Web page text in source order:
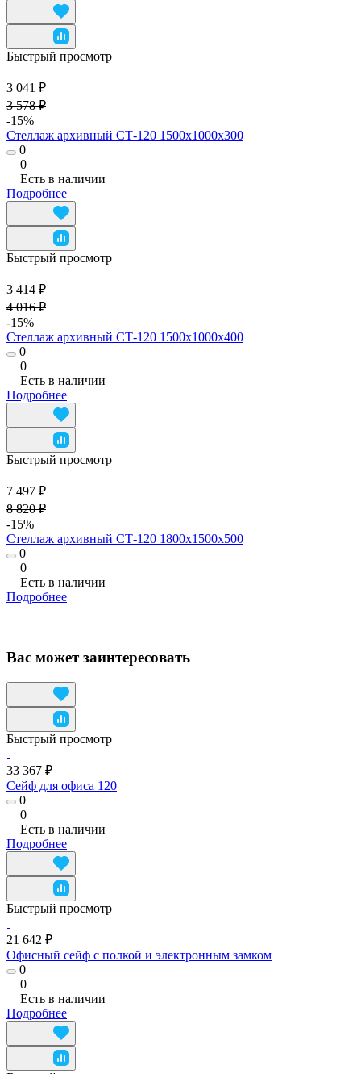
Быстрый просмотр
3 041 ₽
3 578 ₽
-15%
Стеллаж архивный СТ-120 1500х1000х300
0
0
Есть в наличии
Подробнее
Быстрый просмотр
3 414 ₽
4 016 ₽
-15%
Стеллаж архивный СТ-120 1500х1000х400
0
0
Есть в наличии
Подробнее
Быстрый просмотр
7 497 ₽
8 820 ₽
-15%
Стеллаж архивный СТ-120 1800х1500х500
0
0
Есть в наличии
Подробнее
Вас может заинтересовать
Быстрый просмотр
33 367 ₽
Сейф для офиса 120
0
0
Есть в наличии
Подробнее
Быстрый просмотр
21 642 ₽
Офисный сейф с полкой и электронным замком
0
0
Есть в наличии
Подробнее